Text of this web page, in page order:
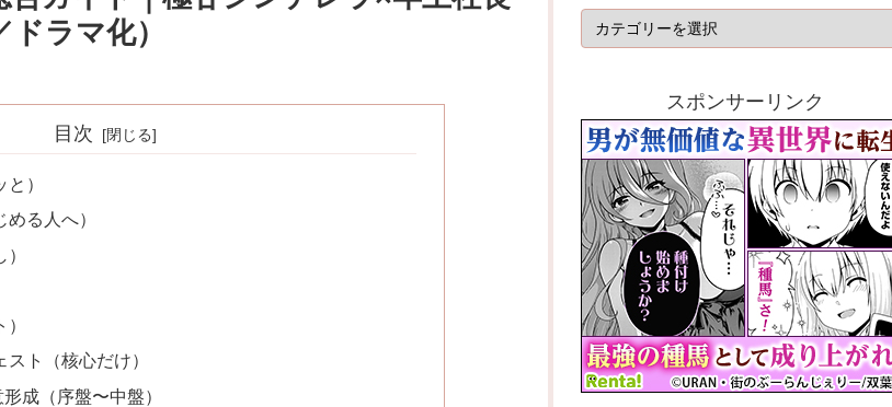
ラマ化）
目次
）
る人へ）
ト（核心だけ）
成（序盤〜中盤）
スポンサーリンク